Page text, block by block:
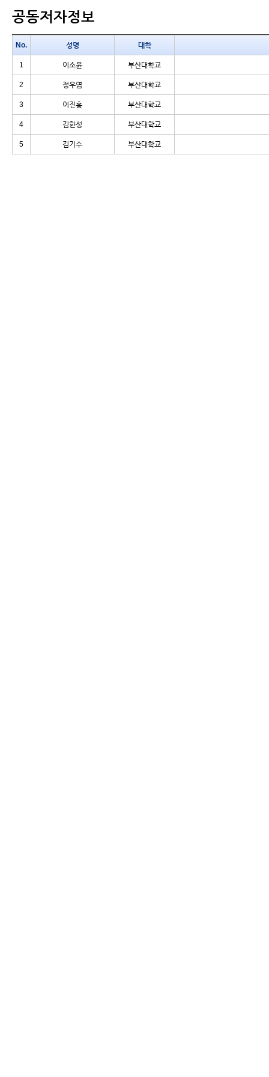
공동저자정보
No. 성명 대학
1 이소윤 부산대학교
2 정우엽 부산대학교
3 이진홍 부산대학교
4 김한성 부산대학교
5 김기수 부산대학교